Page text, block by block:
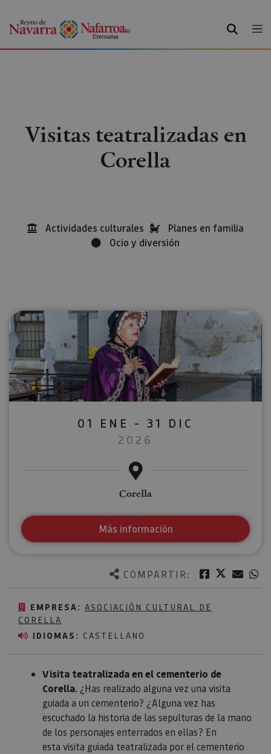
BUSCAR
Visitas teatralizadas en
Corella
Actividades culturales
Planes en familia
Ocio y diversión
COMPARTIR: Facebook
Twitter
EMPRESA: ASOCIACIÓN CULTURAL DE
CORELLA
IDIOMAS: CASTELLANO
Visita teatralizada en el cementerio de
Corella. ¿Has realizado alguna vez una visita
guiada a un cementerio? ¿Alguna vez has
escuchado la historia de las sepulturas de la mano
de los personajes enterrados en ellas? En
esta visita guiada teatralizada por el cementerio
01 ENE - 31 DIC
2026
Corella
Más información